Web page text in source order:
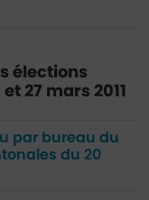
élections
27 mars 2011
par bureau du
du 20